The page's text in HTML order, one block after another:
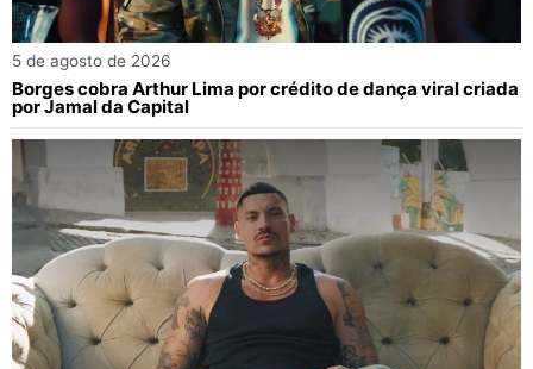
5 de agosto de 2026
Borges cobra Arthur Lima por crédito de dança viral criada
por Jamal da Capital